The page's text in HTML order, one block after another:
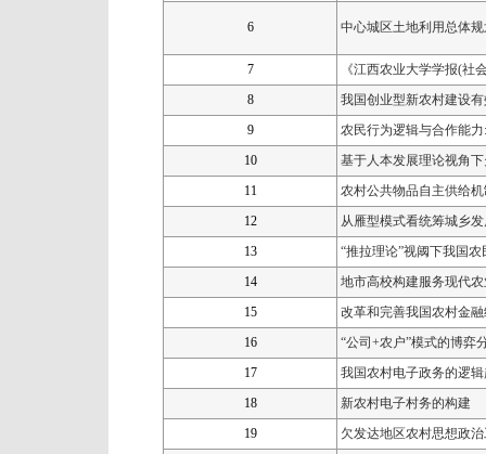
6 中心城区土地利用总体
7 《江西农业大学学报(社
8
我国创业型新农村建设
9
农民行为逻辑与合作能力:
10
基于人本发展理论视角
11
农村公共物品自主供给
12
从雁型模式看统筹城乡
13
“推拉理论”视阈下我国农
14
地市高校构建服务现代
15
改革和完善我国农村金
16
“公司 +农户”模式的博弈
17
我国农村电子政务的逻
18
新农村电子村务的构建
19
欠发达地区农村思想政